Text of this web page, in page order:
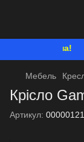
Мебель
Крісло
Артикул: